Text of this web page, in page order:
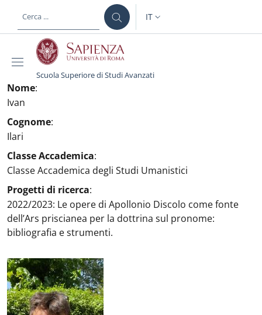
al contenuto principale
SELETTORE LINGUA:
IT
Scuola Superiore di Studi Avanzati
Nome:
Ivan
Cognome:
Ilari
Classe Accademica:
Classe Accademica degli Studi Umanistici
Progetti di ricerca:
2022/2023: Le opere di Apollonio Discolo come fonte
dell’Ars priscianea per la dottrina sul pronome:
bibliografia e strumenti.
Ritratto :